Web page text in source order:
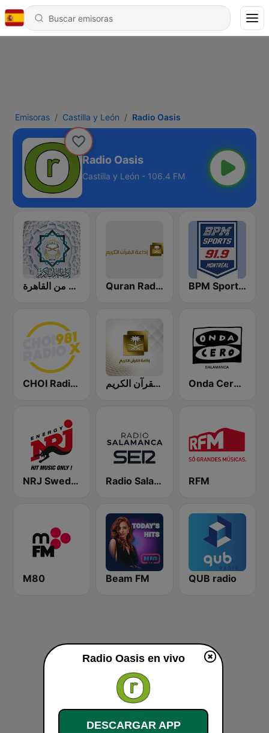
Emisoras Castilla y León Radio Oasis
Radio Oasis
Castilla y León - 106.4 FM
إذاعة القرآن الكريم من القاهرة Quran Radio اذاعة القرآن الكريم - الرياض BPM Sports 91.9 FM
CHOI Radio X 98.1 FM إذاعة القرآن الكريم - Holy Quran Radio Onda Cero Salamanca
NRJ Sweden Radio Salamanca SER RFM
M80 Beam FM QUB radio
Radio Oasis en vivo
DESCARGAR APP